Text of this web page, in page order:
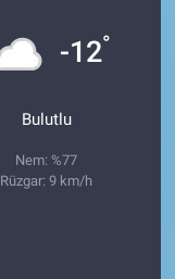
-12°
Bulutlu
Nem: %77
Rüzgar: 9 km/h